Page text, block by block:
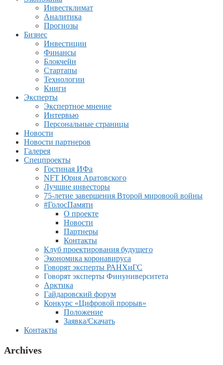
Инвестклимат
Аналитика
Прогнозы
Бизнес
Инвестиции
Финансы
Блокчейн
Стартапы
Технологии
Книги
Эксперты
Экспертное мнение
Интервью
Персональные страницы
Новости
Новости партнеров
Галерея
Спецпроекты
Гостиная ИФа
NFT Юрия Аратовского
Лучшие инвесторы
75-летие завершения Второй мировоой войны
#ГолосПамяти
О проекте
Новости
Партнеры
Контакты
Клуб проектирования будущего
Экономика коронавируса
Говорят эксперты РАНХиГС
Говорят эксперты Финуниверситета
Арктика
Гайдаровский форум
Конкурс «Цифровой прорыв»
Положение
Заявка/Скачать
Контакты
Archives